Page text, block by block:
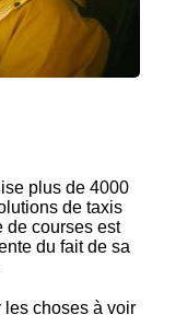
plus de 4000
de taxis
de courses est
du fait de sa
les choses à voir